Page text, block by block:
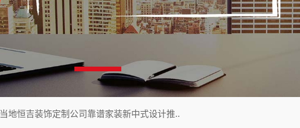
当地恒吉装饰定制公司靠谱家装新中式设计推..